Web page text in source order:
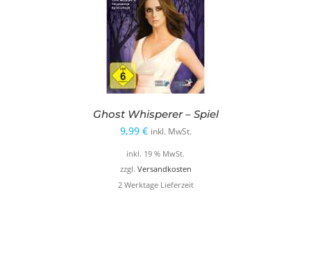
Ghost Whisperer – Spiel
9,99 € inkl. MwSt.
inkl. 19 % MwSt.
zzgl. Versandkosten
2 Werktage Lieferzeit